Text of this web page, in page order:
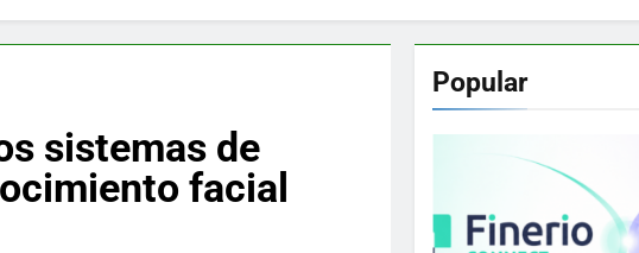
sistemas de
facial
Popular